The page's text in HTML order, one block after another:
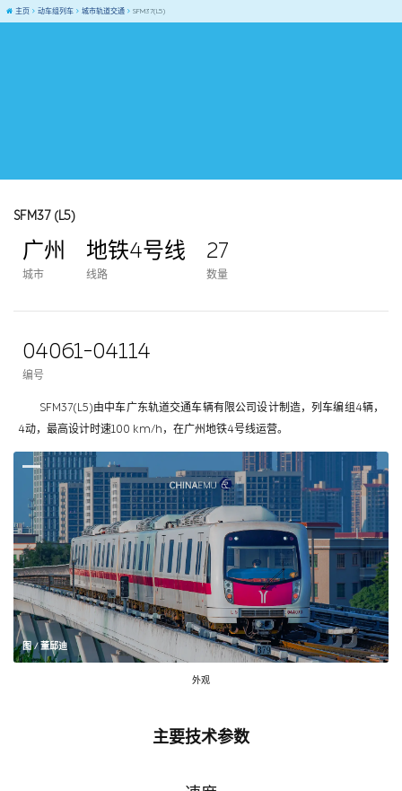
主页 动车组列车 城市轨道交通 SFM37(L5)
SFM37 (L5)
广州
城市
地铁4号线
线路
27
数量
04061-04114
编号
SFM37(L5)由中车广东轨道交通车辆有限公司设计制造，列车编组4辆，
4动，最高设计时速100 km/h，在广州地铁4号线运营。
图 / 董邱迪
外观
主要技术参数